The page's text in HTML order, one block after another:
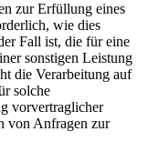
zur Erfüllung eines
wie dies
Fall ist, die für eine
sonstigen Leistung
die Verarbeitung auf
solche
vorvertraglicher
von Anfragen zur